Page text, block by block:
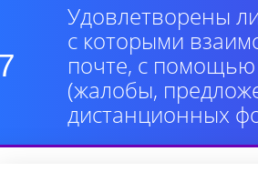
Удовлетворены
с которыми
почте, с помощью
(жалобы,
дистанционных